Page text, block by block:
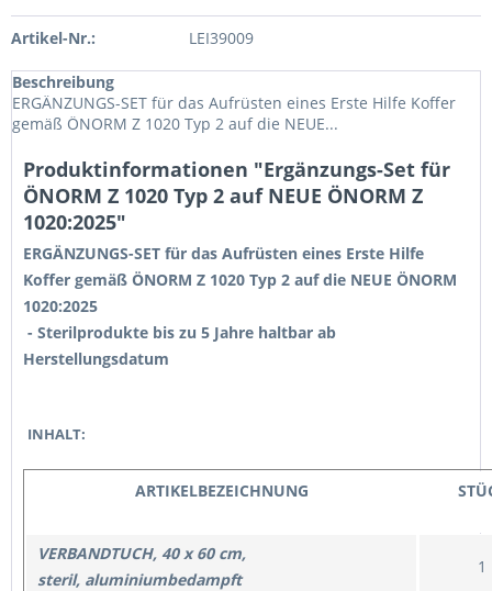
Artikel-Nr.: LEI39009
Beschreibung
ERGÄNZUNGS-SET für das Aufrüsten eines Erste Hilfe Koffer
gemäß ÖNORM Z 1020 Typ 2 auf die NEUE...
Produktinformationen "Ergänzungs-Set für
ÖNORM Z 1020 Typ 2 auf NEUE ÖNORM Z
1020:2025"
ERGÄNZUNGS-SET für das Aufrüsten eines Erste Hilfe
Koffer gemäß ÖNORM Z 1020 Typ 2 auf die NEUE ÖNORM
1020:2025
- Sterilprodukte bis zu 5 Jahre haltbar ab
Herstellungsdatum
INHALT:
ARTIKELBEZEICHNUNG
VERBANDTUCH, 40 x 60 cm,
steril, aluminiumbedampft
1